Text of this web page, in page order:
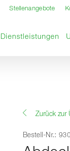
Stellenangebote
Dienstleistungen
Zurück zur
Bestell-Nr.: